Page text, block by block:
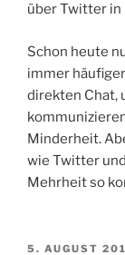
über Twitter in
Schon heute
immer
direkten Chat,
Minderheit.
wie Twitter
Mehrheit so
5. AUGUST